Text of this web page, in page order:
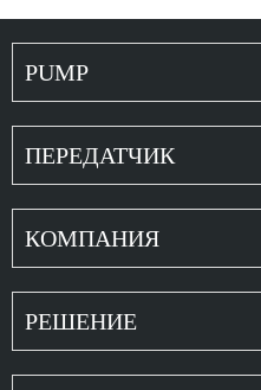
PUMP
ПЕРЕДАТЧИК
КОМПАНИЯ
РЕШЕНИЕ